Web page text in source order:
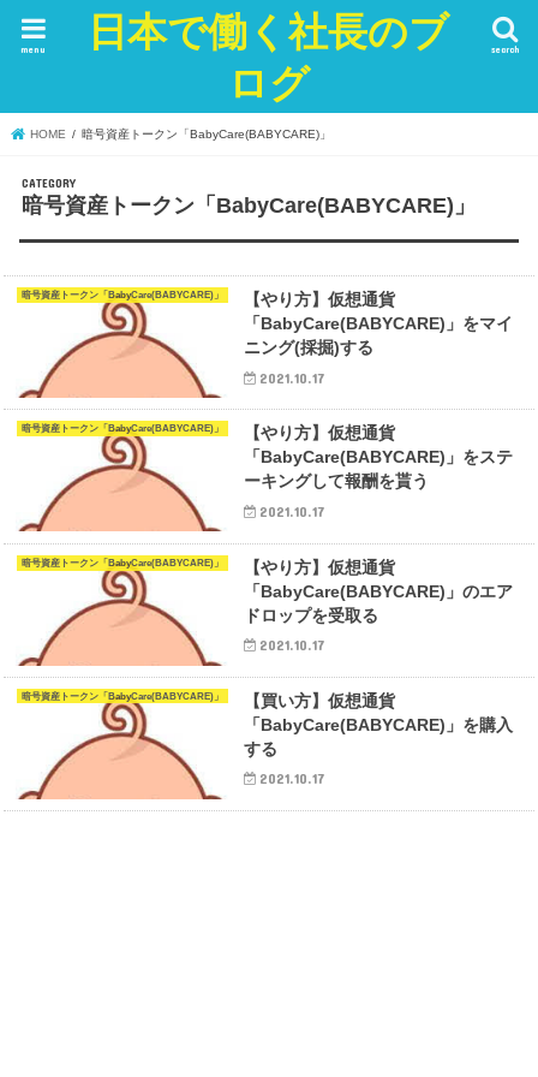
日本で働く社長のブ
ログ
search
menu
HOME 暗号資産トークン「BabyCare(BABYCARE)」
暗号資産トークン「BabyCare(BABYCARE)」
暗号資産トークン「BabyCare(BABYCARE)」
【やり方】仮想通貨
「BabyCare(BABYCARE)」をマイ
ニング(採掘)する
2021.10.17
暗号資産トークン「BabyCare(BABYCARE)」
【やり方】仮想通貨
「BabyCare(BABYCARE)」をステ
ーキングして報酬を貰う
2021.10.17
暗号資産トークン「BabyCare(BABYCARE)」
【やり方】仮想通貨
「BabyCare(BABYCARE)」のエア
ドロップを受取る
2021.10.17
暗号資産トークン「BabyCare(BABYCARE)」
【買い方】仮想通貨
「BabyCare(BABYCARE)」を購入
する
2021.10.17